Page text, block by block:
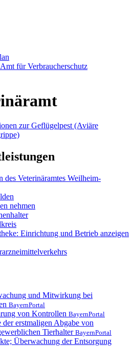
für Verbraucherschutz
zur Geflügelpest (Aviäre
des Veterinäramtes Weilheim-
nehmen
Einrichtung und Betrieb anzeigen
und Mitwirkung bei
BayernPortal
von Kontrollen BayernPortal
erstmaligen Abgabe von
Tierhalter BayernPortal
Überwachung der Entsorgung